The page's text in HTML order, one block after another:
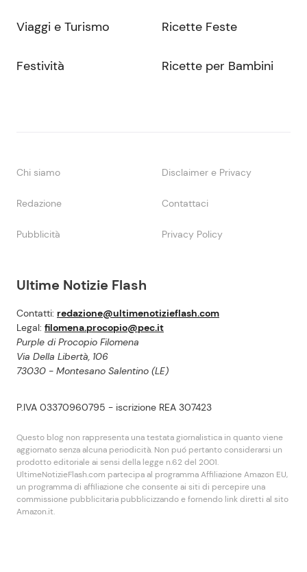
Ultime Notizie Flash
Contatti: redazione@ultimenotizieflash.com
Legal: filomena.procopio@pec.it
Purple di Procopio Filomena
Via Della Libertà, 106
73030 - Montesano Salentino (LE)
P.IVA 03370960795 - iscrizione REA 307423
Questo blog non rappresenta una testata giornalistica in quanto viene
aggiornato senza alcuna periodicità. Non puó pertanto considerarsi un
prodotto editoriale ai sensi della legge n.62 del 2001.
UltimeNotizieFlash.com partecipa al programma Affiliazione Amazon EU,
un programma di affiliazione che consente ai siti di percepire una
commissione pubblicitaria pubblicizzando e fornendo link diretti al sito
Amazon.it.
Viaggi e Turismo
Festività
Ricette Feste
Ricette per Bambini
Chi siamo Disclaimer e Privacy
Redazione Contattaci
Pubblicità Privacy Policy